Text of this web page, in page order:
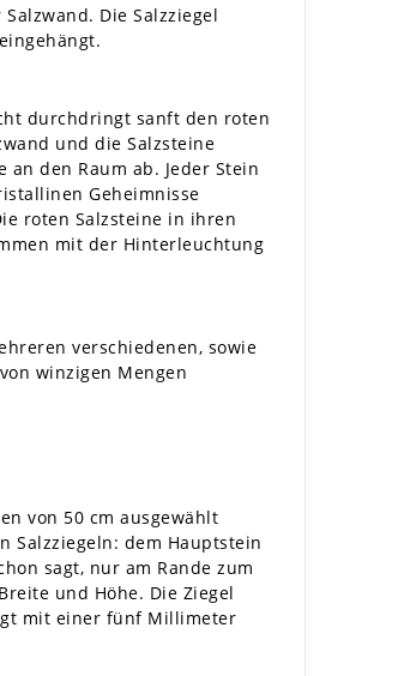
Die Salzziegel
durchdringt sanft den roten
und die Salzsteine
den Raum ab. Jeder Stein
Geheimnisse
roten Salzsteine in ihren
mit der Hinterleuchtung
verschiedenen, sowie
winzigen Mengen
von 50 cm ausgewählt
Salzziegeln: dem Hauptstein
sagt, nur am Rande zum
und Höhe. Die Ziegel
mit einer fünf Millimeter